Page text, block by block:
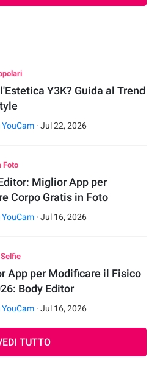
l'Estetica Y3K? Guida al Trend
YouCam ·Jul 22,2026
Foto
Miglior App per
Corpo Gratis in Foto
YouCam ·Jul 16,2026
App per Modificare il Fisico
Body Editor
YouCam ·Jul 16,2026
TUTTO